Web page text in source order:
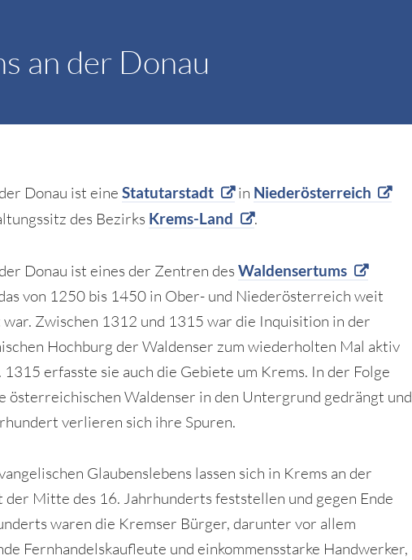
an der Donau
Donau ist eineStatutarstadt in Niederösterreich
des Bezirks Krems-Land .
Donau ist eines der Zentren desWaldensertums
von 1250 bis 1450 in Ober- und Niederösterreich weit
Zwischen 1312 und 1315 war die Inquisition in der
Hochburg der Waldenser zum wiederholten Mal aktiv
1315 erfasste sie auch die Gebiete um Krems. In der Folge
österreichischen Waldenser in den Untergrund gedrängt und
verlieren sich ihre Spuren.
Glaubenslebens lassen sich in Krems an der
der Mitte des 16. Jahrhunderts feststellen und gegen Ende
waren die Kremser Bürger, darunter vor allem
Fernhandelskaufleute und einkommensstarke Handwerker,